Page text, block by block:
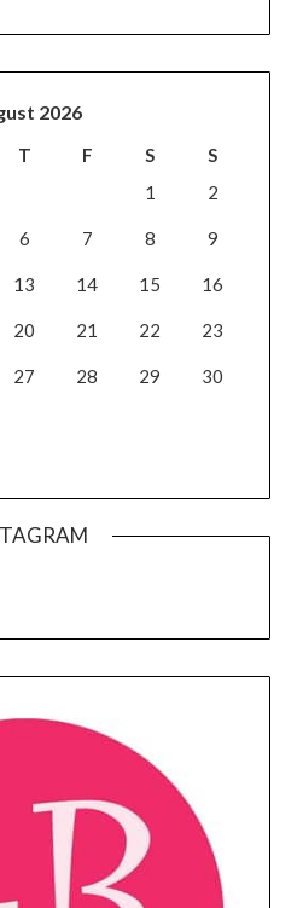
2026
T F S
S
1
2
6 7 8 9
13 14 15 16
20 21 22 23
27 28 29 30